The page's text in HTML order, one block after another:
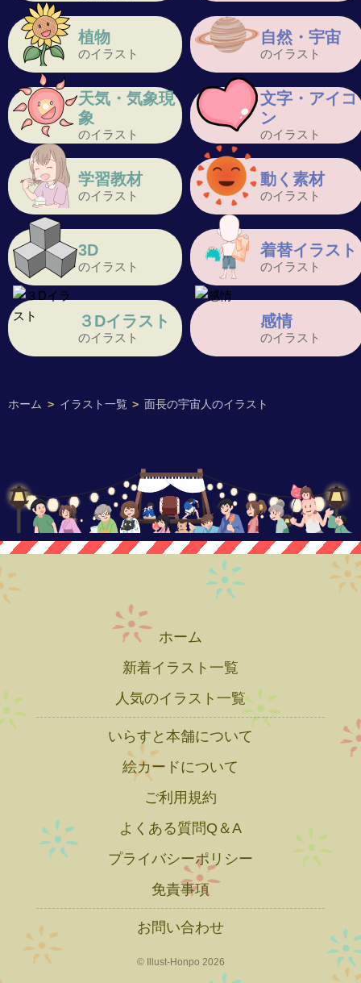
ホーム > イラスト一覧 > 面長の宇宙人のイラスト
植物
のイラスト
自然・宇宙
のイラスト
天気・気象現
象
のイラスト
文字・アイコ
ン
のイラスト
学習教材
のイラスト
動く素材
のイラスト
3D
のイラスト
着替イラスト
のイラスト
３Dイラスト
のイラスト
感情
のイラスト
ホーム
新着イラスト一覧
人気のイラスト一覧
いらすと本舗について
絵カードについて
ご利用規約
よくある質問Q＆A
プライバシーポリシー
免責事項
お問い合わせ
© Illust-Honpo 2026